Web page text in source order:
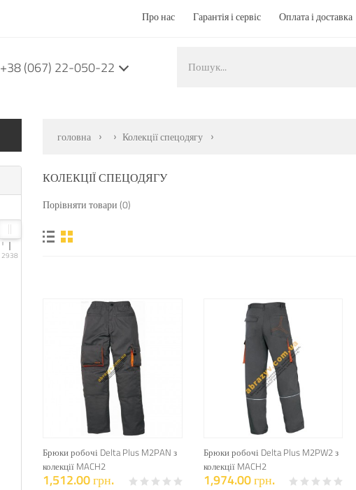
Про нас Гарантія і сервіс Оплата і доставка
+38 (067) 22-050-22
2938
головна Колекції спецодягу
КОЛЕКЦІЇ СПЕЦОДЯГУ
Порівняти товари (0)
Брюки робочі Delta Plus M2PAN з
колекції MACH2
1,512.00 грн.
Брюки робочі Delta Plus M2PW2 з
колекції MACH2
1,974.00 грн.